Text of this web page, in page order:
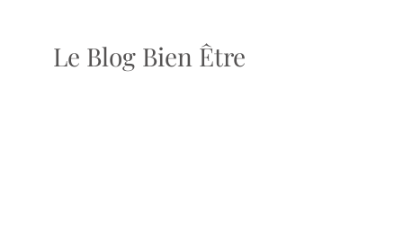
Le Blog Bien Être